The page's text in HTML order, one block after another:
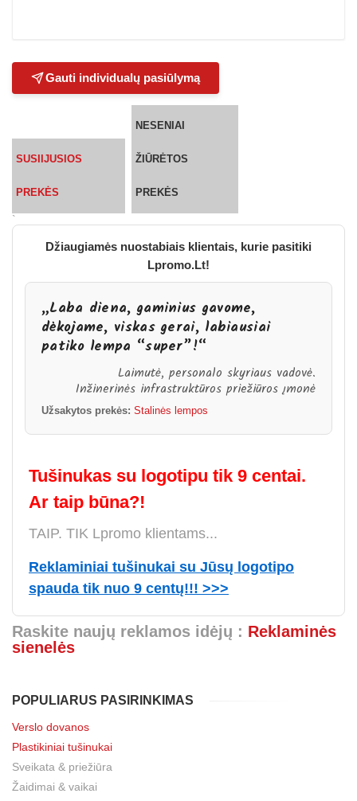
Gauti individualų pasiūlymą
SUSIIJUSIOS
PREKĖS
NESENIAI
ŽIŪRĖTOS
PREKĖS
`
Džiaugiamės nuostabiais klientais, kurie pasitiki
Lpromo.Lt!
„Laba diena, gaminius gavome,
dėkojame, viskas gerai, labiausiai
patiko lempa “super”!“
Laimutė, personalo skyriaus vadovė.
Inžinerinės infrastruktūros priežiūros įmonė
Užsakytos prekės: Stalinės lempos
Tušinukas su logotipu tik 9 centai.
Ar taip būna?!
TAIP. TIK Lpromo klientams...
Reklaminiai tušinukai su Jūsų logotipo
spauda tik nuo 9 centų!!! >>>
Raskite naujų reklamos idėjų : Reklaminės
sienelės
POPULIARUS PASIRINKIMAS
Verslo dovanos
Plastikiniai tušinukai
Sveikata & priežiūra
Žaidimai & vaikai